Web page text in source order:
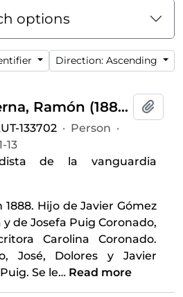
options
Direction: Ascending
Gómez de la Serna, Ramón (1888-1963)
133702 · Person ·
13
de la vanguardia
Hijo de Javier Gómez
de Josefa Puig Coronado,
Carolina Coronado.
José, Dolores y Javier
Se le… Read more